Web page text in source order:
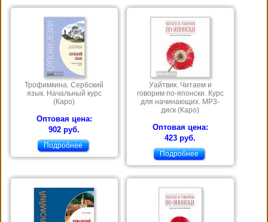
Трофимкина. Сербский
язык. Начальный курс
(Каро)
Оптовая цена:
902 руб.
Подробнее
Уайтвик. Читаем и
говорим по-японски. Курс
для начинающих. МР3-
диск (Каро)
Оптовая цена:
423 руб.
Подробнее